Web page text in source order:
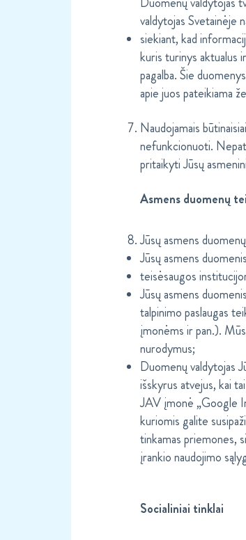
valdytojas Svetainėje
siekiant, kad
kuris turinys aktualus
pagalba. Šie
apie juos pateikiama
Naudojamais
nefunkcionuoti.
pritaikyti Jūsų
Asmens duomenų
Jūsų asmens
Jūsų asmens
teisėsaugos
Jūsų asmens
talpinimo paslaugas
įmonėms ir pan.).
nurodymus;
Duomenų valdytojas
išskyrus atvejus, kai
JAV įmonė „Google
kuriomis galite
tinkamas priemones,
įrankio naudojimo
Socialiniai tinklai